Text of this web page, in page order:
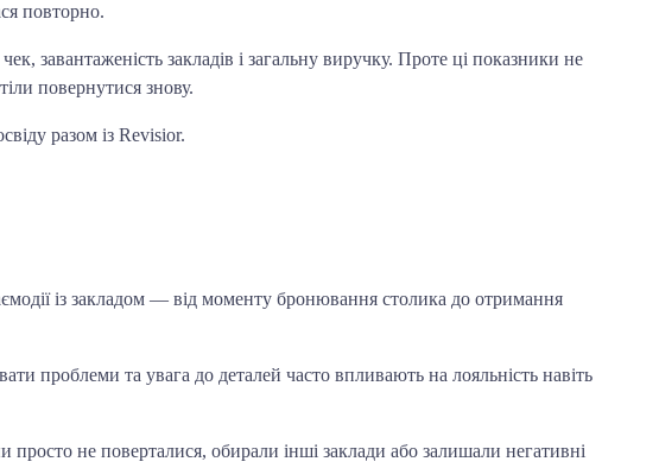
повторно.
завантаженість закладів і загальну виручку. Проте ці показники не
повернутися знову.
разом із Revisior.
із закладом — від моменту бронювання столика до отримання
проблеми та увага до деталей часто впливають на лояльність навіть
просто не поверталися, обирали інші заклади або залишали негативні